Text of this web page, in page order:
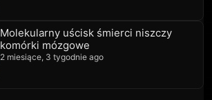
Molekularny uścisk śmierci niszczy
komórki mózgowe
2 miesiące, 3 tygodnie ago